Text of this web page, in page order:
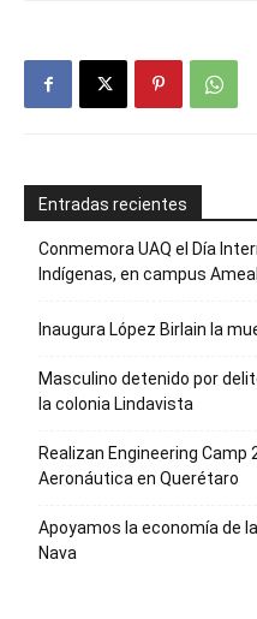
Entradas recientes
Conmemora UAQ el Día
Indígenas, en campus
Inaugura López Birlain la
Masculino detenido por
la colonia Lindavista
Realizan Engineering Camp
Aeronáutica en Querétaro
Apoyamos la economía de
Nava